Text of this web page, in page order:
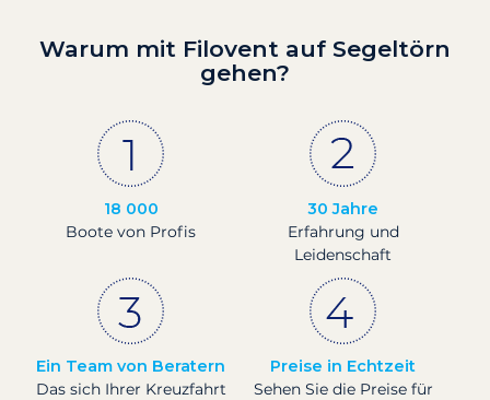
Warum mit Filovent auf Segeltörn
gehen?
18 000
Boote von Profis
30 Jahre
Erfahrung und
Leidenschaft
Ein Team von Beratern
Das sich Ihrer Kreuzfahrt
Preise in Echtzeit
Sehen Sie die Preise für